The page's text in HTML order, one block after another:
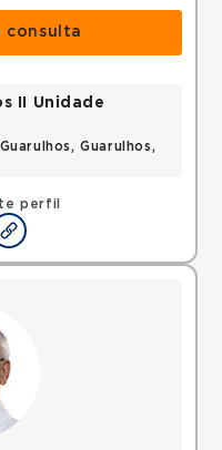
consulta
perfil
II Unidade
Guarulhos,